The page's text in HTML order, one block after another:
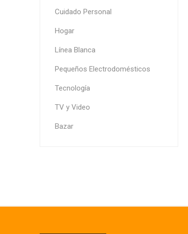
Cuidado Personal
Hogar
Línea Blanca
Pequeños Electrodomésticos
Tecnología
TV y Video
Bazar